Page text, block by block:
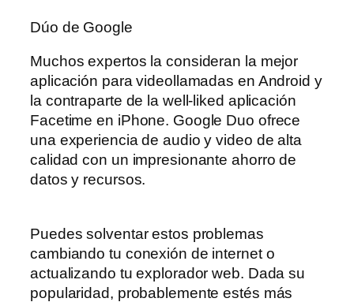
Dúo de Google
Muchos expertos la consideran la mejor
aplicación para videollamadas en Android y
la contraparte de la well-liked aplicación
Facetime en iPhone. Google Duo ofrece
una experiencia de audio y video de alta
calidad con un impresionante ahorro de
datos y recursos.
Puedes solventar estos problemas
cambiando tu conexión de internet o
actualizando tu explorador web. Dada su
popularidad, probablemente estés más